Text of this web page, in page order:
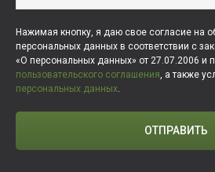
Нажимая кнопку, я даю свое согласие на
персональных данных в соответствии с
«О персональных данных» от 27.07.2006 и
пользовательского соглашения, а также
персональных данных.
ОТПРАВИТЬ